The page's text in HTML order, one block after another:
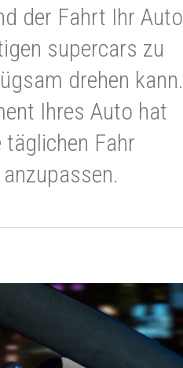
der Fahrt Ihr Auto
supercars zu
drehen kann.
Ihres Auto hat
täglichen Fahr